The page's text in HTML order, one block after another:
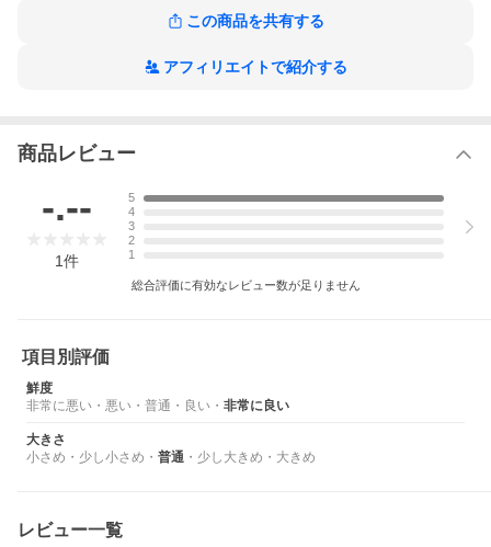
この商品を共有する
アフィリエイトで紹介する
商品レビュー
-.--
1件
5
4
3
2
1
総合評価に有効なレビュー数が足りません
項目別評価
鮮度
非常に悪い ・ 悪い ・ 普通 ・ 良い ・ 非常に良い
大きさ
小さめ ・ 少し小さめ ・ 普通 ・ 少し大きめ ・ 大きめ
レビュー一覧